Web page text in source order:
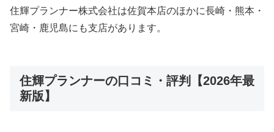
住輝プランナー株式会社は佐賀本店のほかに長崎・熊本・
宮崎・鹿児島にも支店があります。
住輝プランナーの口コミ・評判【2026年最
新版】